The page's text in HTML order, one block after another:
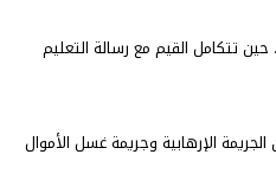
تتكامل القيم مع رسالة التعليم
الجريمة الإرهابية وجريمة غسل الأموال